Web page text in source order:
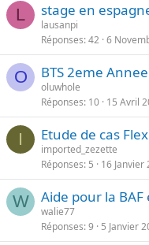
L stage en
lausanpi
Réponses 42 6
O BTS 2eme
oluwhole
Réponses 10 15 Avril
I Etude de cas
imported_zezette
Réponses 5 16 Janvier
W Aide pour la BAF
walie77
Réponses 9 5 Janvier